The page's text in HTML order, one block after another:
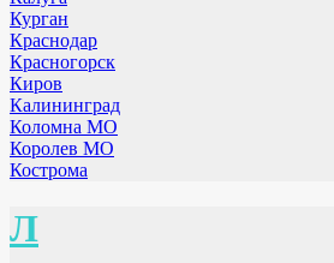
Курган
Краснодар
Красногорск
Киров
Калининград
Коломна МО
Королев МО
Кострома
Л